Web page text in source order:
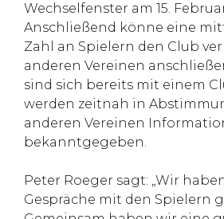
Wechselfenster am 15.
Anschließend könne eine
Zahl an Spielern den Club
anderen Vereinen
sind sich bereits mit einem
werden zeitnah in
anderen Vereinen
bekanntgegeben.
Peter Roeger sagt: „Wir
Gespräche mit den Spielern